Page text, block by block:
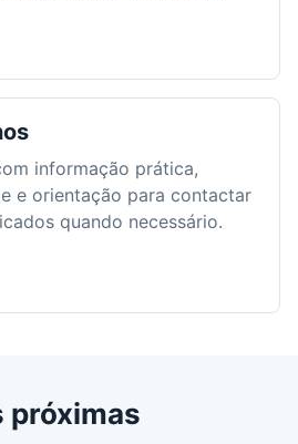
informação prática,
e orientação para contactar
quando necessário.
próximas